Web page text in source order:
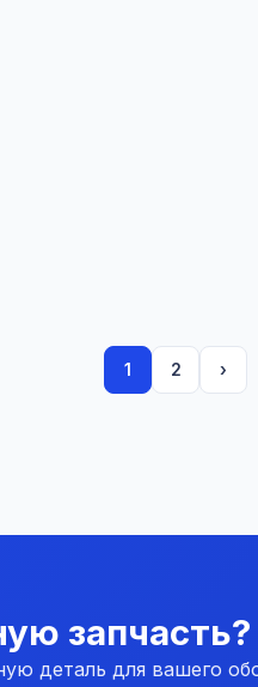
1 2 ›
запчасть?
деталь для вашего